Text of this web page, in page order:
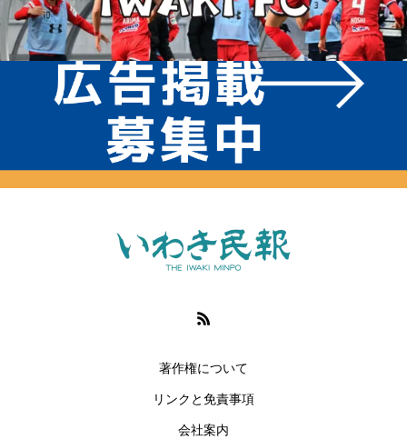
著作権について
リンクと免責事項
会社案内